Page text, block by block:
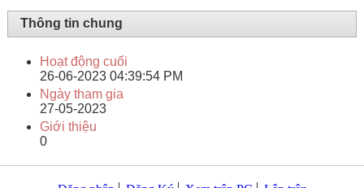
Thông tin chung
Hoạt động cuối
26-06-2023 04:39:54 PM
Ngày tham gia
27-05-2023
Giới thiệu
0